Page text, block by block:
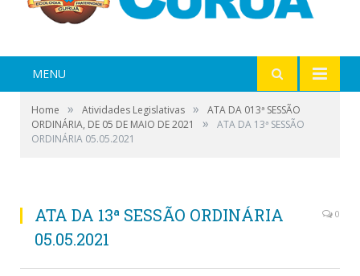
MENU
Home » Atividades Legislativas »
ATA DA 013ª SESSÃO
ORDINÁRIA, DE 05 DE MAIO DE 2021
»
ATA DA 13ª SESSÃO
ORDINÁRIA 05.05.2021
ATA DA 13ª SESSÃO ORDINÁRIA
05.05.2021
0